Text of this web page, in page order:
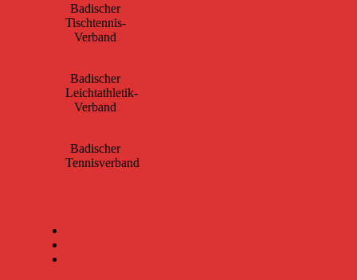
Badischer
Tischtennis-
Verband
Badischer
Leichtathletik-
Verband
Badischer
Tennisverband